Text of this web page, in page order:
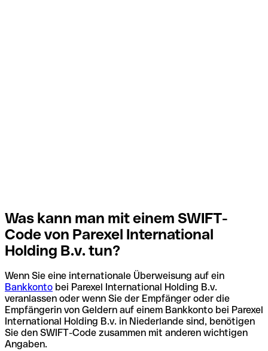
Was kann man mit einem SWIFT-
Code von Parexel International
Holding B.v. tun?
Wenn Sie eine internationale Überweisung auf ein
Bankkonto bei Parexel International Holding B.v.
veranlassen oder wenn Sie der Empfänger oder die
Empfängerin von Geldern auf einem Bankkonto bei Parexel
International Holding B.v. in Niederlande sind, benötigen
Sie den SWIFT-Code zusammen mit anderen wichtigen
Angaben.